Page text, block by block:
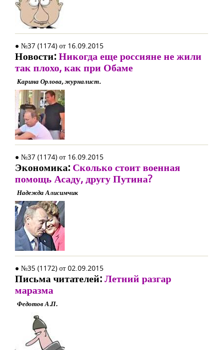
● №37 (1174) от 16.09.2015
Новости:Никогда еще россияне не жили
так плохо, как при Обаме
Карина Орлова, журналист.
● №37 (1174) от 16.09.2015
Экономика: Сколько стоит военная
помощь Асаду, другу Путина?
Надежда Алисимчик
● №35 (1172) от 02.09.2015
Письма читателей:Летний разгар
маразма
Федотов А.П.